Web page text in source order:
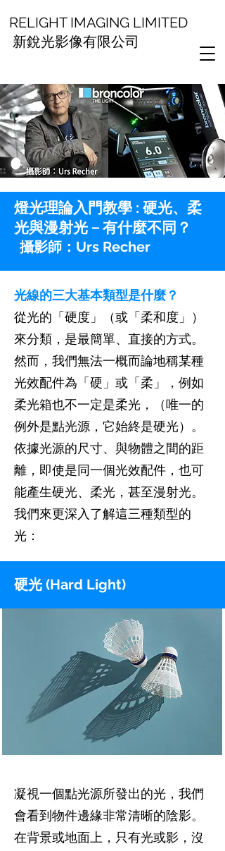
RELIGHT IMAGING LIMITED
新銳光影像有限公司
燈光理論入門教學 : 硬光、柔
光與漫射光－有什麼不同？
攝影師：Urs Recher
光線的三大基本類型是什麼？
從光的「硬度」（或「柔和度」）
來分類，是最簡單、直接的方式。
然而，我們無法一概而論地稱某種
光效配件為「硬」或「柔」，例如
柔光箱也不一定是柔光，（唯一的
例外是點光源，它始終是硬光）。
依據光源的尺寸、與物體之間的距
離，即使是同一個光效配件，也可
能產生硬光、柔光，甚至漫射光。
我們來更深入了解這三種類型的
光：
硬光 (Hard Light)
凝視一個點光源所發出的光，我們
會看到物件邊緣非常清晰的陰影。
在背景或地面上，只有光或影，沒